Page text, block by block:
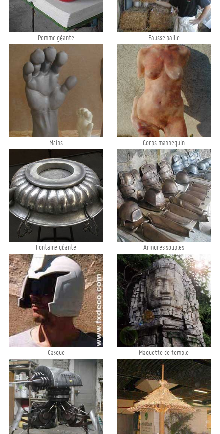
Pomme géante Fausse paille
Mains Corps mannequin
Fontaine géante Armures souples
Casque Maquette de temple